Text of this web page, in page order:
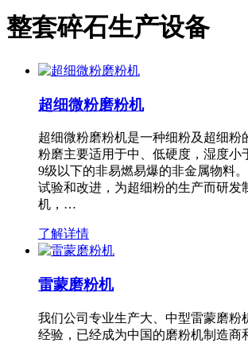
整套碎石生产设备
超细微粉磨粉机
超细微粉磨粉机是一种细粉及超细粉
粉磨主要适用于中、低硬度，湿度小
9级以下的非易燃易爆的非金属物料
试验和改进，为超细粉的生产而研发
机，…
了解详情
雷蒙磨粉机
我们公司专业生产大、中型雷蒙磨粉
经验，已经成为中国的磨粉机制造商